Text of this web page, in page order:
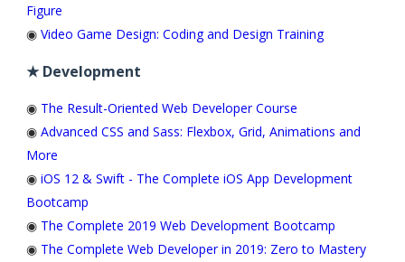
Figure
◉ Video Game Design: Coding and Design Training
★ Development
◉ The Result-Oriented Web Developer Course
◉ Advanced CSS and Sass: Flexbox, Grid, Animations and
More
◉ iOS 12 & Swift - The Complete iOS App Development
Bootcamp
◉ The Complete 2019 Web Development Bootcamp
◉ The Complete Web Developer in 2019: Zero to Mastery